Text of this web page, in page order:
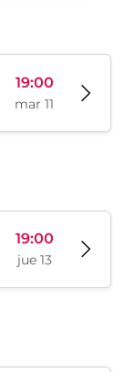
19:00
mar 11
19:00
jue 13